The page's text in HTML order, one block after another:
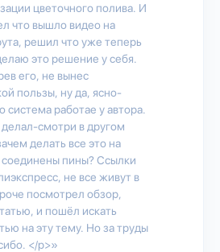
цветочного полива. И
что вышло видео на
решил что уже теперь
это решение у себя.
его, не вынес
пользы, ну да, ясно-
система работае у автора.
делал-смотри в другом
делать все это на
соединены пины? Ссылки
не все живут в
посмотрел обзор,
и пошёл искать
на эту тему. Но за труды
</p>»